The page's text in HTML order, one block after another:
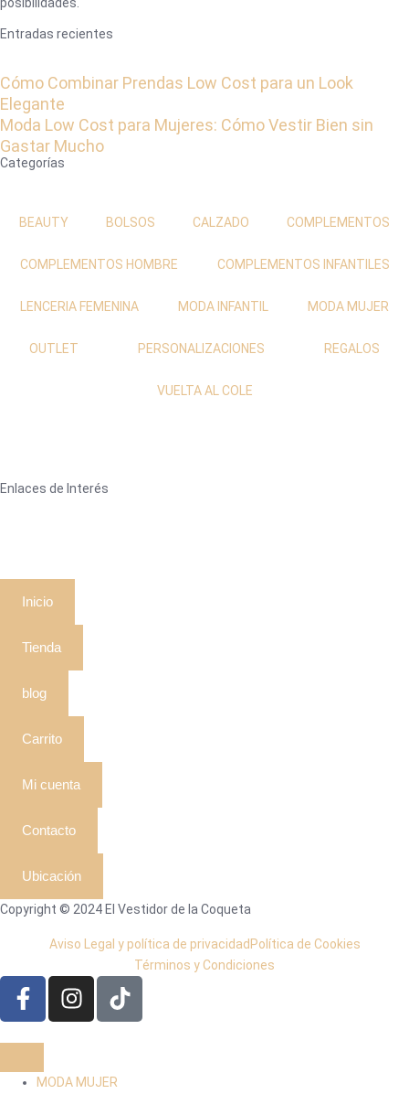
Entradas recientes
Cómo Combinar Prendas Low Cost para un Look
Elegante
Moda Low Cost para Mujeres: Cómo Vestir Bien sin
Gastar Mucho
Categorías
BEAUTY BOLSOS CALZADO COMPLEMENTOS
COMPLEMENTOS HOMBRE COMPLEMENTOS INFANTILES
LENCERIA FEMENINA MODA INFANTIL MODA MUJER
OUTLET PERSONALIZACIONES REGALOS
VUELTA AL COLE
Enlaces de Interés
Inicio
Tienda
blog
Carrito
Mi cuenta
Contacto
Ubicación
Copyright © 2024 El Vestidor de la Coqueta
Aviso Legal y política de privacidad Política de Cookies
Términos y Condiciones
MODA MUJER